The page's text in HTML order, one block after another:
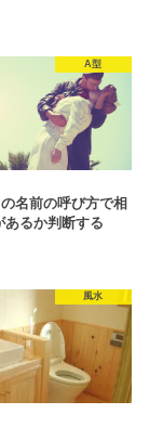
A型
名前の呼び方で相
あるか判断する
風水